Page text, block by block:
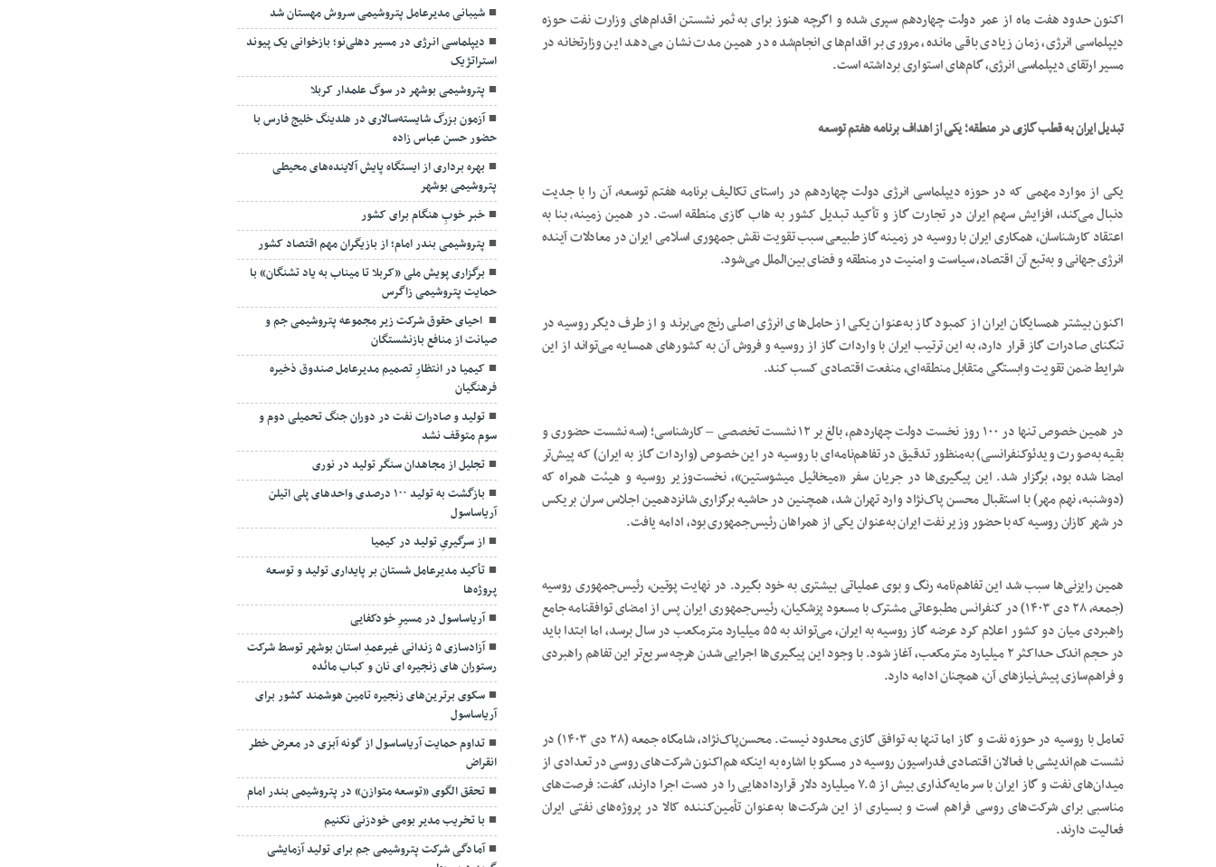
اکنون حدود هفت ماه از عمر دولت چهاردهم سپری شده و اگرچه هنوز برای به ثمر نشستن اقدام‌های وزارت نفت حوزه
دیپلماسی انرژی، زمان زیادی باقی مانده، مروری بر اقدام‌های انجام‌شده در همین مدت نشان می‌دهد این وزارتخانه در
مسیر ارتقای دیپلماسی انرژی، گام‌های استواری برداشته است.
تبدیل ایران به قطب گازی در منطقه؛ یکی از اهداف برنامه هفتم توسعه
یکی از موارد مهمی که در حوزه دیپلماسی انرژی دولت چهاردهم در راستای تکالیف برنامه هفتم توسعه، آن را با جدیت
دنبال می‌کند، افزایش سهم ایران در تجارت گاز و تأکید تبدیل کشور به هاب گازی منطقه است. در همین زمینه، بنا به
اعتقاد کارشناسان، همکاری ایران با روسیه در زمینه گاز طبیعی سبب تقویت نقش جمهوری اسلامی ایران در معادلات آینده
انرژی جهانی و به‌تبع آن اقتصاد، سیاست و امنیت در منطقه و فضای بین‌الملل می‌شود.
اکنون بیشتر همسایگان ایران از کمبود گاز به‌عنوان یکی از حامل‌های انرژی اصلی رنج می‌برند و از طرف دیگر روسیه در
تنگنای صادرات گاز قرار دارد، به این‌ ترتیب ایران با واردات گاز از روسیه و فروش آن به کشورهای همسایه می‌تواند از این
شرایط ضمن تقویت وابستگی متقابل منطقه‌ای، منفعت اقتصادی کسب کند.
در همین خصوص تنها در ۱۰۰ روز نخست دولت چهاردهم، بالغ بر ۱۲ نشست تخصصی – کارشناسی؛ (سه نشست‌ حضوری و
بقیه به‌صورت ویدئوکنفرانسی) به‌منظور تدقیق در تفاهم‌نامه‌ای با روسیه در این خصوص (واردات گاز به ایران) که پیش‌تر
امضا شده بود، برگزار شد. این پیگیری‌ها در جریان سفر «میخائیل میشوستین»، نخست‌وزیر روسیه و هیئت همراه که
(دوشنبه، نهم مهر) با استقبال محسن پاک‌نژاد وارد تهران شد، همچنین در حاشیه برگزاری شانزدهمین اجلاس سران بریکس
در شهر کازان روسیه که با حضور وزیر نفت ایران به‌عنوان یکی از همراهان رئیس‌جمهوری بود، ادامه یافت.
همین رایزنی‌ها سبب شد این تفاهم‌نامه رنگ و بوی عملیاتی بیشتری به خود بگیرد. در نهایت پوتین، رئیس‌جمهوری روسیه
(جمعه، ۲۸ دی ۱۴۰۳) در کنفرانس مطبوعاتی مشترک با مسعود پزشکیان، رئیس‌جمهوری ایران پس از امضای توافقنامه جامع
راهبردی میان دو کشور اعلام کرد عرضه گاز روسیه به ایران، می‌تواند به ۵۵ میلیارد مترمکعب در سال برسد، اما ابتدا باید
در حجم اندک حداکثر ۲ میلیارد مترمکعب، آغاز شود. با ‌وجود این پیگیری‌ها اجرایی شدن هرچه سریع‌تر این تفاهم راهبردی
و فراهم‌سازی پیش‌نیازهای آن، همچنان ادامه دارد.
تعامل با روسیه در حوزه نفت و گاز اما تنها به توافق گازی محدود نیست. محسن‌پاک‌نژاد، شامگاه جمعه (۲۸ دی ۱۴۰۳) در
نشست هم‌اندیشی با فعالان اقتصادی فدراسیون روسیه در مسکو با اشاره به اینکه هم‌اکنون شرکت‌های روسی در تعدادی از
میدان‌های نفت و گاز ایران با سرمایه‌گذاری بیش از ۷.۵ میلیارد دلار قراردادهایی را در دست اجرا دارند، گفت: فرصت‌های
مناسبی برای شرکت‌های روسی فراهم است و بسیاری از این شرکت‌ها به‌عنوان تأمین‌کننده کالا در پروژه‌های نفتی ایران
فعالیت دارند.
دیپلماسی انرژی در مسیر دهلی‌نو؛ بازخوانی یک پیوند
استراتژیک
پتروشیمی بوشهر در سوگ علمدار کربلا
آزمون بزرگ شایسته‌سالاری در هلدینگ خلیج فارس با
حضور حسن عباس زاده
بهره برداری از ایستگاه پایش آلاینده‌های محیطی
پتروشیمی بوشهر
خبر خوبِ هنگام برای کشور
پتروشیمی بندر امام؛ از بازیگران مهم اقتصاد کشور
برگزاری پویش ملی «کربلا تا میناب به یاد تشنگان» با
حمایت پتروشیمی زاگرس
احیای حقوق شرکت زیر مجموعه پتروشیمی جم و
صیانت از منافع بازنشستگان
کیمیا در انتظارِ تصمیم مدیرعامل صندوق ذخیره
فرهنگیان
تولید و صادرات نفت در دوران جنگ تحمیلی دوم و
سوم متوقف نشد
تجلیل از مجاهدان سنگر تولید در نوری
بازگشت به تولید ۱۰۰ درصدی واحدهای پلی اتیلن
آریاساسول
از سرگیریِ تولید در کیمیا
تأکید مدیرعامل شستان بر پایداری تولید و توسعه
پروژه‌ها
آریاساسول در مسیرِ خودکفایی
آزادسازی ۵ زندانی غیرعمدِ استان بوشهر توسط شرکت
رستوران های زنجیره ای نان و کباب مائده
سکوی برترین‌های زنجیره تامین هوشمند کشور برای
آریاساسول
تداوم حمایت آریاساسول از گونه آبزی در معرض خطر
انقراض
تحقق الگوی «توسعه متوازن» در پتروشیمی بندر امام
با تخریب مدیر بومی خودزنی نکنیم
آمادگی شرکت پتروشیمی جم برای تولید آزمایشی
گرید درب بطری